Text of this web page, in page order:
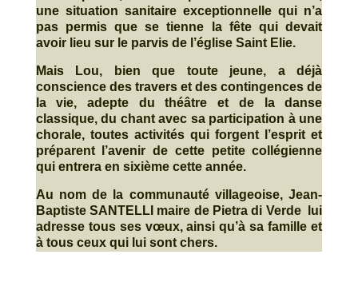
une situation sanitaire exceptionnelle qui n’a
pas permis que se tienne la fête qui devait
avoir lieu sur le parvis de l’église Saint Elie.
Mais Lou, bien que toute jeune, a déjà
conscience des travers et des contingences de
la vie, adepte du théâtre et de la danse
classique, du chant avec sa participation à une
chorale, toutes activités qui forgent l’esprit et
préparent l’avenir de cette petite collégienne
qui entrera en sixième cette année.
Au nom de la communauté villageoise, Jean-
Baptiste SANTELLI maire de Pietra di Verde lui
adresse tous ses vœux, ainsi qu’à sa famille et
à tous ceux qui lui sont chers.